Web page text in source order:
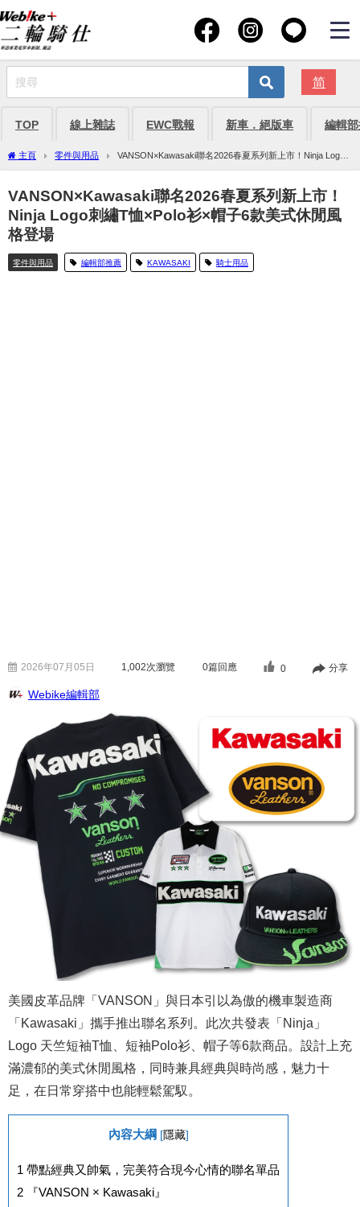
简
TOP 線上雜誌 EWC戰報 新車．絕版車 編輯
主頁 零件與用品
VANSON×Kawasaki聯名2026春夏系列新上市！Ninja Logo
刺繡T恤×Polo衫×帽子6款美式休閒風格登場
VANSON×Kawasaki聯名2026春夏系列新上市！
Ninja Logo刺繡T恤×Polo衫×帽子6款美式休閒風
格登場
零件與用品 編輯部推薦 KAWASAKI 騎士用品
2026年07月05日 1,002次瀏覽 0篇回應 0 分享
Webike編輯部
美國皮革品牌「VANSON」與日本引以為傲的機車製造商
「Kawasaki」攜手推出聯名系列。此次共發表「Ninja」
Logo 天竺短袖T恤、短袖Polo衫、帽子等6款商品。設計上充
滿濃郁的美式休閒風格，同時兼具經典與時尚感，魅力十
足，在日常穿搭中也能輕鬆駕馭。
內容大綱 [隱藏]
1 帶點經典又帥氣，完美符合現今心情的聯名單品
2 『VANSON × Kawasaki』